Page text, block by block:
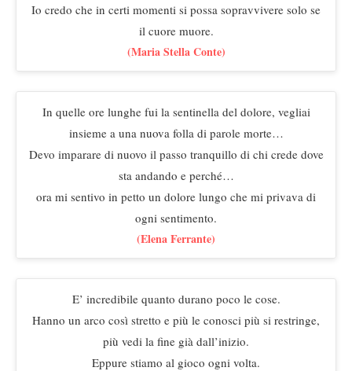
Io credo che in certi momenti si possa sopravvivere solo se
il cuore muore.
(Maria Stella Conte)
In quelle ore lunghe fui la sentinella del dolore, vegliai
insieme a una nuova folla di parole morte…
Devo imparare di nuovo il passo tranquillo di chi crede dove
sta andando e perché…
ora mi sentivo in petto un dolore lungo che mi privava di
ogni sentimento.
(Elena Ferrante)
E’ incredibile quanto durano poco le cose.
Hanno un arco così stretto e più le conosci più si restringe,
più vedi la fine già dall’inizio.
Eppure stiamo al gioco ogni volta.